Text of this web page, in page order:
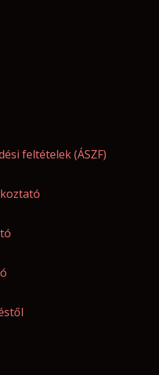
feltételek (ÁSZF)